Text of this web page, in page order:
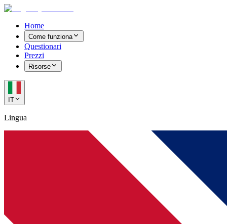
Home
Come funziona
Questionari
Prezzi
Risorse
IT
Lingua